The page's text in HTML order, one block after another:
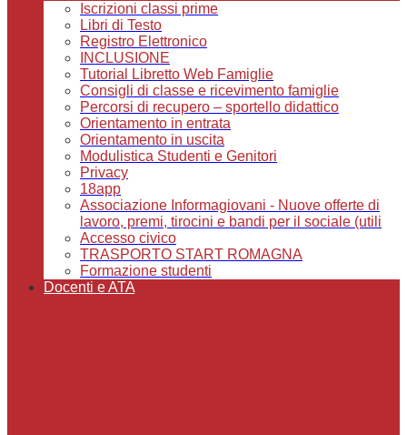
Iscrizioni classi prime
Libri di Testo
Registro Elettronico
INCLUSIONE
Tutorial Libretto Web Famiglie
Consigli di classe e ricevimento famiglie
Percorsi di recupero – sportello didattico
Orientamento in entrata
Orientamento in uscita
Modulistica Studenti e Genitori
Privacy
18app
Associazione Informagiovani - Nuove offerte di
lavoro, premi, tirocini e bandi per il sociale (utili
Accesso civico
TRASPORTO START ROMAGNA
Formazione studenti
Docenti e ATA